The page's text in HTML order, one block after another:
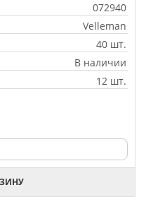
072940
Velleman
40 шт.
В наличии
12 шт.